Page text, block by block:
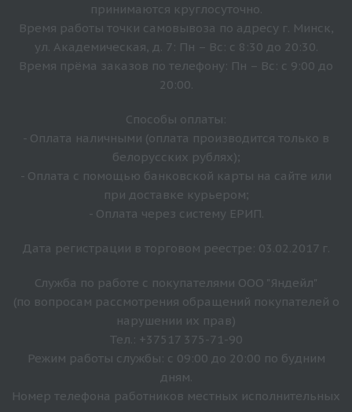
принимаются круглосуточно.
Время работы точки самовывоза по адресу г. Минск,
ул. Академическая, д. 7: Пн – Вс: с 8:30 до 20:30.
Время прёма заказов по телефону: Пн – Вс: с 9:00 до
20:00.
Способы оплаты:
- Оплата наличными (оплата производится только в
белорусских рублях);
- Оплата с помощью банковской карты на сайте или
при доставке курьером;
- Оплата через систему ЕРИП.
Дата регистрации в торговом реестре: 03.02.2017 г.
Служба по работе с покупателями ООО "Яндейл"
(по вопросам рассмотрения обращений покупателей о
нарушении их прав)
Тел.: +37517 375-71-90
Режим работы службы: с 09:00 до 20:00 по будним
дням.
Номер телефона работников местных исполнительных